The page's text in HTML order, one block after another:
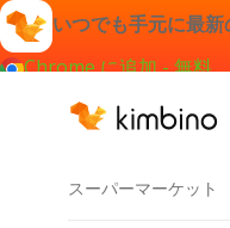
いつでも手元に最
Chrome に追加 - 無料
スーパーマーケット